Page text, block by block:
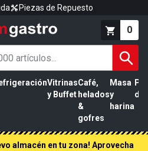
Piezas de Repuesto
0
Vitrinas
y Buffet
Café,
helados
&
gofres
Masa
y
harina
de
almacén en tu zona! Aprovecha